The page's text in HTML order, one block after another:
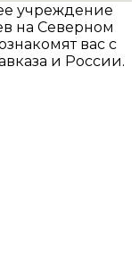
учреждение
на Северном
вас с
и России.